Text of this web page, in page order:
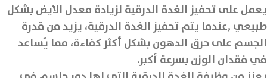
يعمل على تحفيز الغدة الدرقية لزيادة معدل الأيض بشكل
طبيعي ,عندما يتم تحفيز الغدة الدرقية، يزيد من قدرة
الجسم على حرق الدهون بشكل أكثر كفاءة، مما يُساعد
في فقدان الوزن بسرعة أكبر.